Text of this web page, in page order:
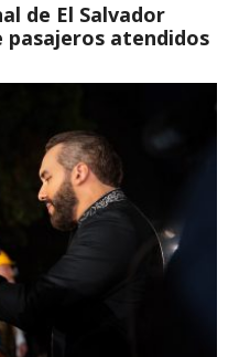
de El Salvador
pasajeros atendidos